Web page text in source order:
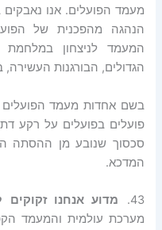
מעמד הפועלים. אנו
הנהגה מהפכנית של
המעמד לניצחון
הגדולים, הבורגנות העשירה,
בשם אחדות מעמד הפועלים
פועלים בפועלים על רקע
סכסוך שנובע מן ההסתה
המדכא.
43. מדוע אנחנו
מערכת עולמית והמעמד